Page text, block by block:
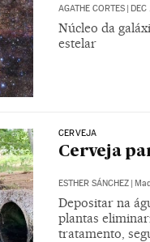
AGATHE CORTES
Núcleo da
estelar
CERVEJA
Cerveja
ESTHER SÁNCHEZ |
Depositar na
plantas
tratamento,